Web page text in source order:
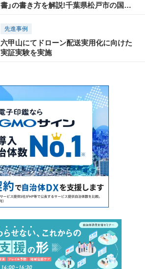
書」の書き方を解説!千葉県松戸市の国際
先進事例
六甲山にてドローン配送実用化に向けた
実証実験を実施